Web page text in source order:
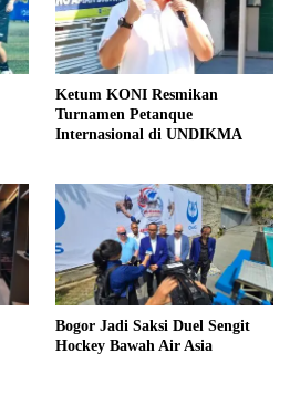
Ketum KONI Resmikan
Turnamen Petanque
Internasional di UNDIKMA
Bogor Jadi Saksi Duel Sengit
Hockey Bawah Air Asia